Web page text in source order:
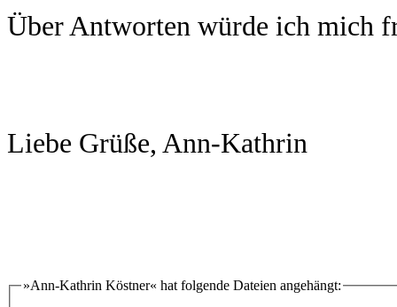
Über Antworten würde ich mich
Liebe Grüße, Ann-Kathrin
»Ann-Kathrin Köstner« hat folgende Dateien angehängt: